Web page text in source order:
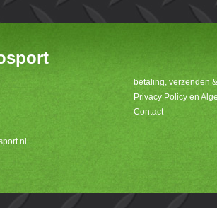
betaling, verzenden
Privacy Policy en
Contact